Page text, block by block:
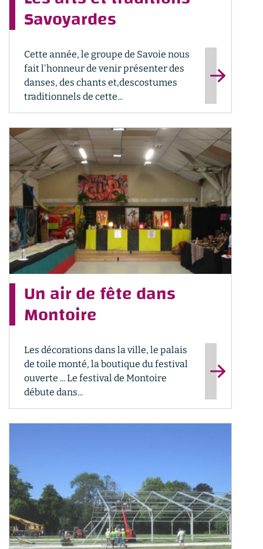
Savoyardes
Cette année, le groupe de Savoie nous
fait l'honneur de venir présenter des
danses, des chants et,descostumes
traditionnels de cette...
Un air de fête dans
Montoire
Les décorations dans la ville, le palais
de toile monté, la boutique du festival
ouverte ... Le festival de Montoire
débute dans...